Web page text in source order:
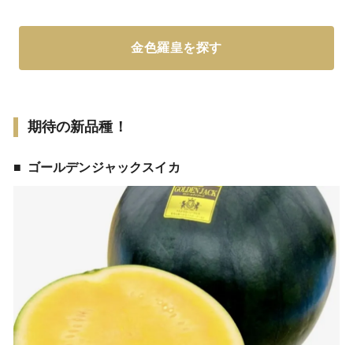
金色羅皇を探す
期待の新品種！
ゴールデンジャックスイカ